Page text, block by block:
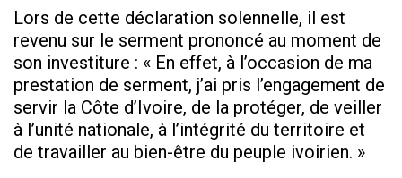
Lors de cette déclaration solennelle, il est
revenu sur le serment prononcé au moment de
son investiture : « En effet, à l’occasion de ma
prestation de serment, j’ai pris l’engagement de
servir la Côte d’Ivoire, de la protéger, de veiller
à l’unité nationale, à l’intégrité du territoire et
de travailler au bien-être du peuple ivoirien. »